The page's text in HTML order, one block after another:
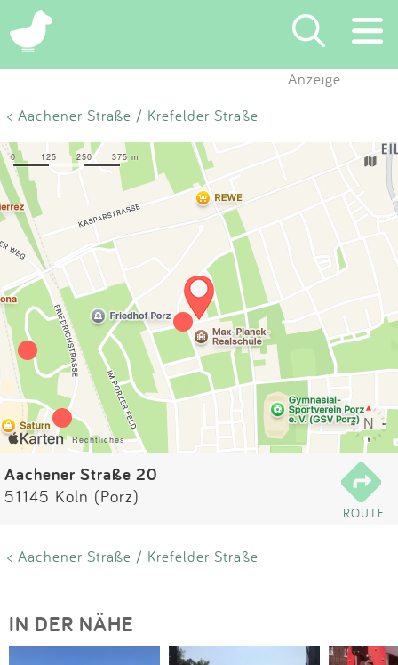
×
Suchen
Eintragen
App
Blog
Partner
Kontakt
Impressum
Anmelden
Anzeige
< Aachener Straße / Krefelder Straße
Aachener Straße 20
51145 Köln (Porz)
ROUTE
< Aachener Straße / Krefelder Straße
IN DER NÄHE